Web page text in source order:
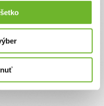
nezisková-organizácia